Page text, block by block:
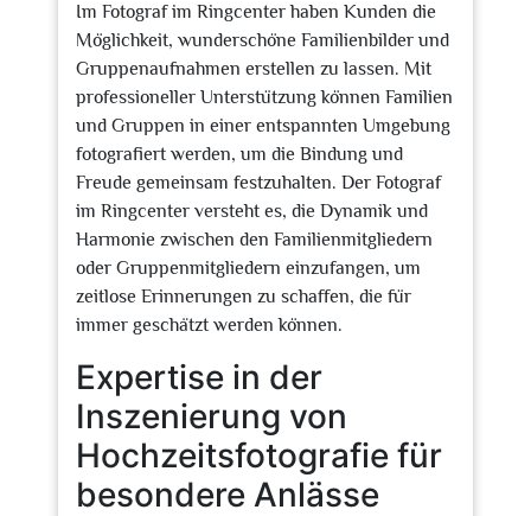
Im Fotograf im Ringcenter haben Kunden die
Möglichkeit, wunderschöne Familienbilder und
Gruppenaufnahmen erstellen zu lassen. Mit
professioneller Unterstützung können Familien
und Gruppen in einer entspannten Umgebung
fotografiert werden, um die Bindung und
Freude gemeinsam festzuhalten. Der Fotograf
im Ringcenter versteht es, die Dynamik und
Harmonie zwischen den Familienmitgliedern
oder Gruppenmitgliedern einzufangen, um
zeitlose Erinnerungen zu schaffen, die für
immer geschätzt werden können.
Expertise in der
Inszenierung von
Hochzeitsfotografie für
besondere Anlässe